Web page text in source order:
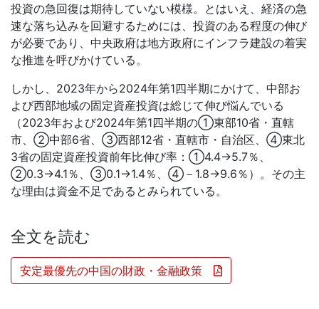
投資の急回復は期待していない模様。とはいえ、経済の急
速な落ち込みを回避するためには、投資のある程度の伸び
が必要であり、中央政府は地方政府にインフラ建設の着実
な推進を呼びかけている。
しかし、2023年から2024年第1四半期にかけて、中部お
よび西部地域の固定資産投資は総じて伸び悩んでいる
（2023年および2024年第1四半期の①東部10省・直轄
市、②中部6省、③西部12省・直轄市・自治区、④東北
3省の固定資産投資前年比伸び率：①4.4→5.7％、
②0.3→4.1％、③0.1→1.4％、④－1.8→9.6％）。その主
な理由は資金不足であるとみられている。
全文を読む
安定最優先の中国の財政・金融政策